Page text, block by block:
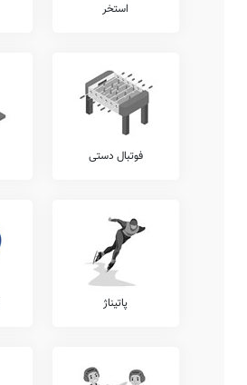
استخر
فوتبال دستی
پاتیناژ